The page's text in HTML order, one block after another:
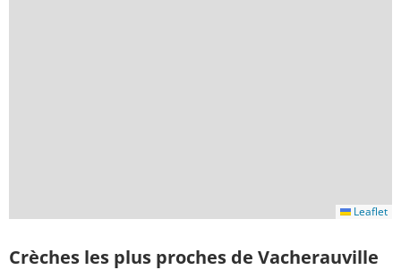
Leaflet
Crèches les plus proches de Vacherauville